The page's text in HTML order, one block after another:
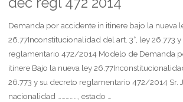
Demanda por accidente in itinere bajo la nueva
26.77Inconstitucionalidad del art. 3°, ley 26.773
reglamentario 472/2014 Modelo de Demanda
itinere Bajo la nueva ley
26.773 y su decreto reglamentario 472/2014 Sr.
nacionalidad ……………, estado …